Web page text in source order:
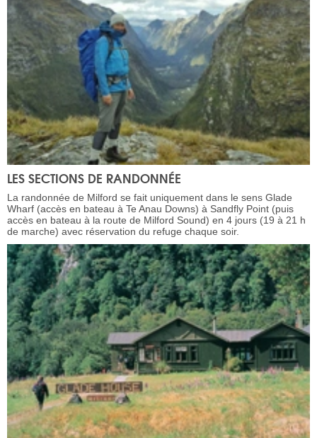
LES SECTIONS DE RANDONNÉE
La randonnée de Milford se fait uniquement dans le sens Glade
Wharf (accès en bateau à Te Anau Downs) à Sandfly Point (puis
accès en bateau à la route de Milford Sound) en 4 jours (19 à 21 h
de marche) avec réservation du refuge chaque soir.